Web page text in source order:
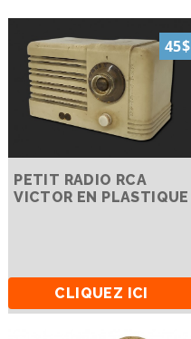
45$
PETIT RADIO RCA
VICTOR EN PLASTIQUE
CLIQUEZ ICI